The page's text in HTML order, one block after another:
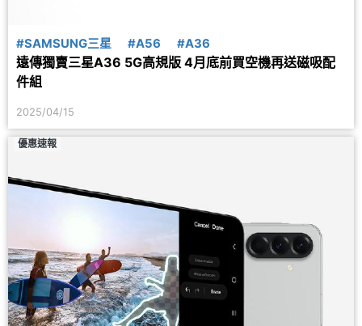
#SAMSUNG三星 #A56 #A36
遠傳獨賣三星A36 5G高規版 4月底前買空機再送磁吸配
件組
2025/04/15
優惠速報